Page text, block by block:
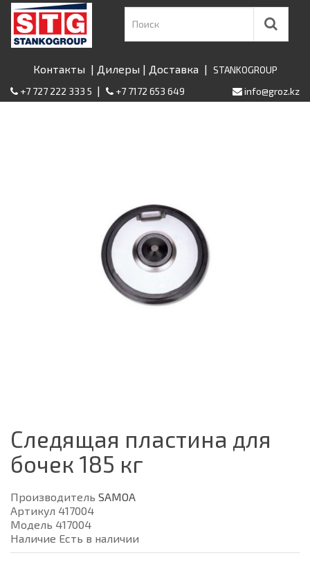
Контакты | Дилеры | Доставка | STANKOGROUP
+7 727 222 333 5 | +7 7172 653 649 info@groz.kz
Следящая пластина для
бочек 185 кг
Производитель SAMOA
Артикул 417004
Модель 417004
Наличие Есть в наличии